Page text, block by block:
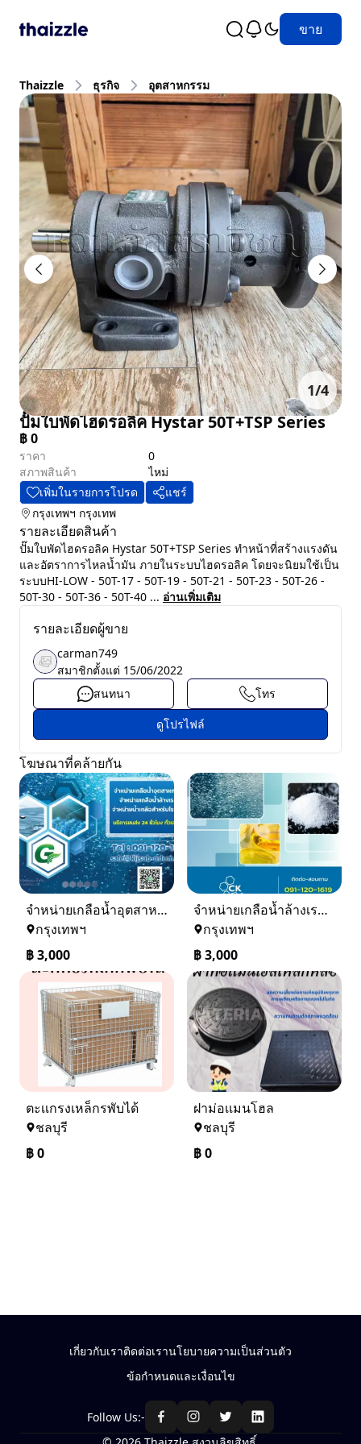
ขาย
Thaizzle ธุรกิจ อุตสาหกรรม
1/4
ปั๊มใบพัดไฮดรอลิค Hystar 50T+TSP Series
฿0
ราคา
0
สภาพสินค้า
ไหม่
เพิ่มในรายการโปรด
แชร์
กรุงเทพฯ กรุงเทพ
รายละเอียดสินค้า
ปั๊มใบพัดไฮดรอลิค Hystar 50T+TSP Series ทำหน้าที่สร้างแรงดัน
และอัตราการไหลน้ำมัน ภายในระบบไฮดรอลิค โดยจะนิยมใช้เป็น
ระบบHI-LOW - 50T-17 - 50T-19 - 50T-21 - 50T-23 - 50T-26 -
50T-30 - 50T-36 - 50T-40 ... อ่านเพิ่มเติม
รายละเอียดผู้ขาย
carman749
สมาชิกตั้งแต่ 15/06/2022
สนทนา
โทร
ดูโปรไฟล์
โฆษณาที่คล้ายกัน
จำหน่ายเกลือน้ำอุตสาหกรรม เกลือน้ำล้างเรซิ่น
กรุงเทพฯ
฿3,000
จำหน่ายเกลือน้ำล้างเรซิ่น จำหน่ายเกลือน้ำอุตสาหกรรม
กรุงเทพฯ
฿3,000
ตะเเกรงเหล็กรพับได้
ชลบุรี
฿0
ฝาม่อเเมนโฮล
ชลบุรี
฿0
เกี่ยวกับเราติดต่อเรานโยบายความเป็นส่วนตัว
ข้อกำหนดและเงื่อนไข
Follow Us:-